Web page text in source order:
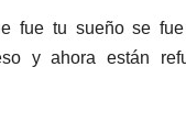
fue tu sueño se
y ahora están